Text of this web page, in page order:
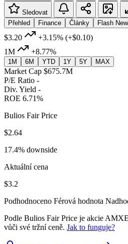
Sledovat
Přehled
Finance Články Flash
$3.20 +3.15% (+$0.10)
1M
+8.77%
1M 6M YTD 1Y 5Y MAX
Market Cap $675.7M
P/E Ratio -
Div. Yield -
ROE 6.71%
Bulios Fair Price
$2.64
17.4% downside
Aktuální cena
$3.2
Podhodnoceno Férová hodnota
Podle Bulios Fair Price je akcie
vůči své tržní ceně. Jak to funguje?